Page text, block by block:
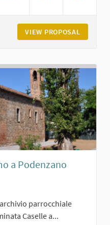
VIEW PROPOSAL
a Podenzano
parrocchiale
Caselle a...